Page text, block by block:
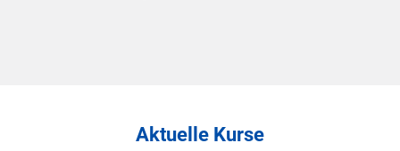
Aktuelle Kurse